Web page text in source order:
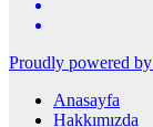
Proudly powered
Anasayfa
Hakkımızda